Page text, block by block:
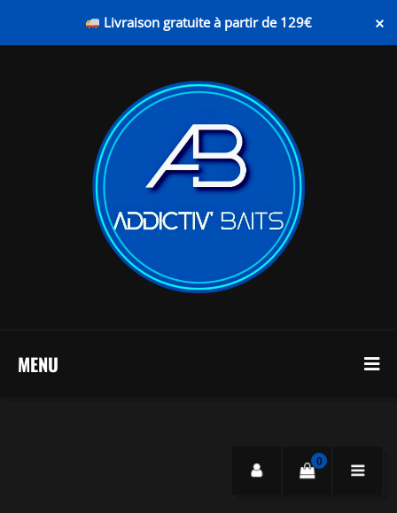
Livraison gratuite à partir de 129€ ×
MENU
0